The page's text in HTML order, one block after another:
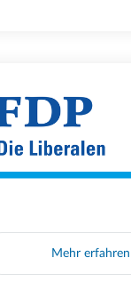
Mehr erfahren